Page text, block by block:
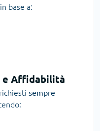
base a:
e Affidabilità
sempre